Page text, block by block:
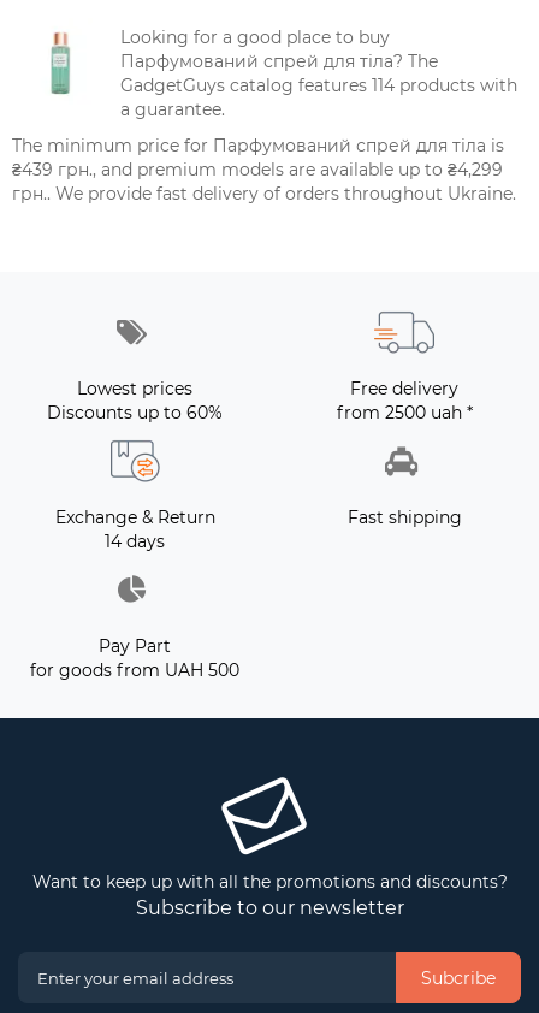
Looking for a good place to buy
Парфумований спрей для тіла? The
GadgetGuys catalog features 114 products with
a guarantee.
The minimum price for Парфумований спрей для тіла is
₴439 грн., and premium models are available up to ₴4,299
грн.. We provide fast delivery of orders throughout Ukraine.
Lowest prices
Discounts up to 60%
Free delivery
from 2500 uah *
Exchange & Return
14 days
Fast shipping
Pay Part
for goods from UAH 500
Want to keep up with all the promotions and discounts?
Subscribe to our newsletter
Subcribe